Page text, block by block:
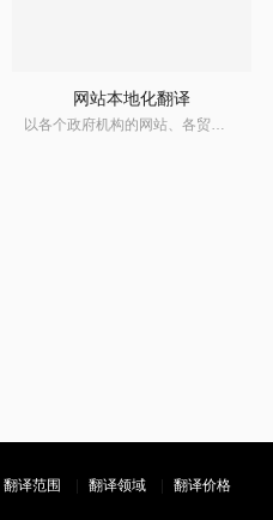
网站本地化翻译
以各个政府机构的网站、各贸易公司网站、各需要对外形象展示的企事业单位网站、各门户网站等为对象，进行多语种的整体网站翻译。
翻译范围 翻译领域
翻译价格